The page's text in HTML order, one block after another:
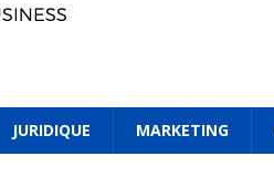
JURIDIQUE MARKETING